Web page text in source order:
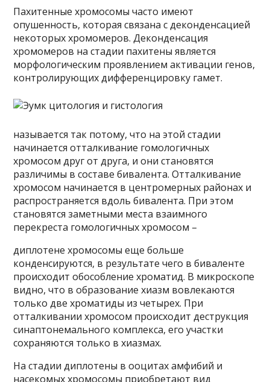
Пахитенные хромосомы часто имеют
опушенность, которая связана с деконденсацией
некоторых хромомеров. Деконденсация
хромомеров на стадии пахитены является
морфологическим проявлением активации генов,
контролирующих дифференцировку гамет.
называется так потому, что на этой стадии
начинается отталкивание гомологичных
хромосом друг от друга, и они становятся
различимы в составе бивалента. Отталкивание
хромосом начинается в центромерных районах и
распространяется вдоль бивалента. При этом
становятся заметными места взаимного
перекреста гомологичных хромосом –
диплотене хромосомы еще больше
конденсируются, в результате чего в биваленте
происходит обособление хроматид. В микроскопе
видно, что в образование хиазм вовлекаются
только две хроматиды из четырех. При
отталкивании хромосом происходит деструкция
синаптонемального комплекса, его участки
сохраняются только в хиазмах.
На стадии диплотены в ооцитах амфибий и
насекомых хромосомы приобретают вид